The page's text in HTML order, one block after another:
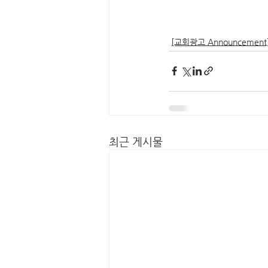
[교회광고
최근 게시물